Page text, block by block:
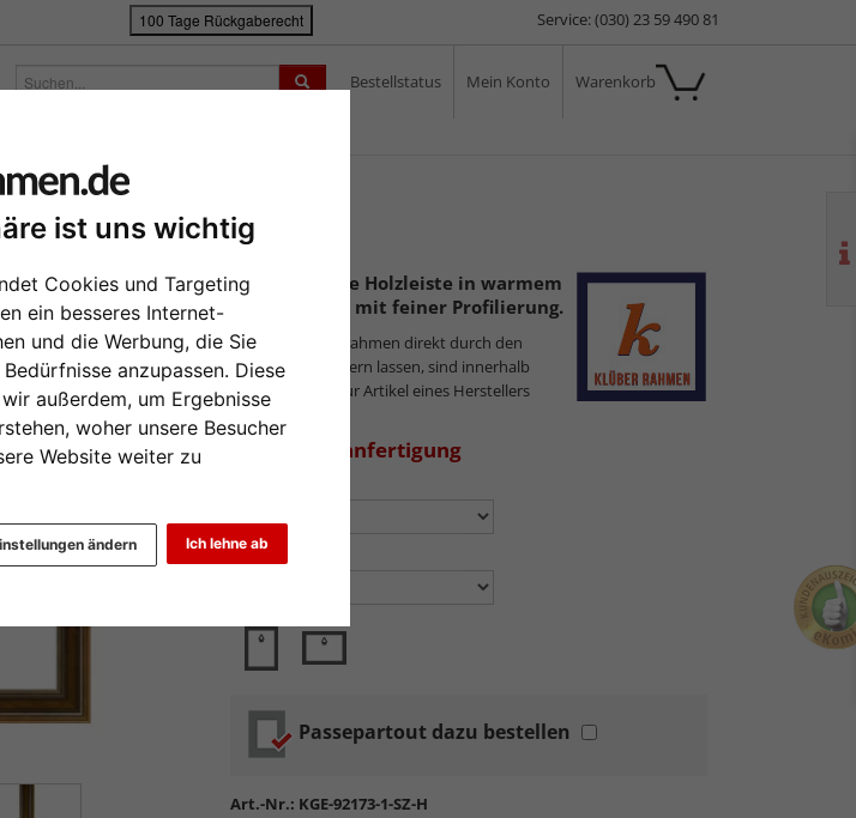
ist uns wichtig
Cookies und Targeting
ein besseres Internet-
und die Werbung, die Sie
anzupassen. Diese
außerdem, um Ergebnisse
woher unsere Besucher
Website weiter zu
Ich lehne ab
ändern
100 Tage Rückgaberecht Service: (030) 23 59 490 81
Bestellstatus Mein Konto Warenkorb
Holzrahmen Petra nach Maß
nach Maß
Zeitlos schöne Holzleiste in warmem
Dunkelbraun mit feiner Profilierung.
Da wir die Bilderrahmen direkt durch den
Hersteller ausliefern lassen, sind innerhalb
eines Auftrags nur Artikel eines Herstellers
möglich.
zur Maßanfertigung
Glasart wählen:
Passepartout dazu bestellen
Art.-Nr.: KGE-92173-1-SZ-H